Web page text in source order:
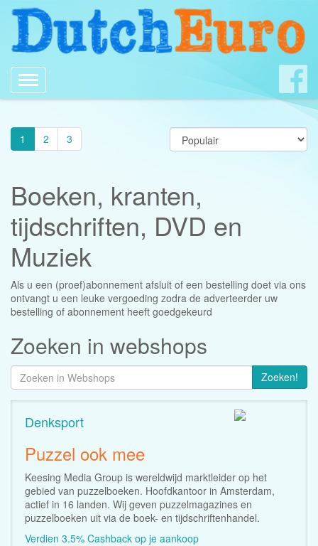
Toggle
navigation
1 2 3
Boeken, kranten,
tijdschriften, DVD en
Muziek
Als u een (proef)abonnement afsluit of een bestelling doet via ons
ontvangt u een leuke vergoeding zodra de adverteerder uw
bestelling of abonnement heeft goedgekeurd
Zoeken in webshops
Zoeken!
Denksport
Puzzel ook mee
Keesing Media Group is wereldwijd marktleider op het
gebied van puzzelboeken. Hoofdkantoor in Amsterdam,
actief in 16 landen. Wij geven puzzelmagazines en
puzzelboeken uit via de boek- en tijdschriftenhandel.
Verdien 3.5% Cashback op je aankoop